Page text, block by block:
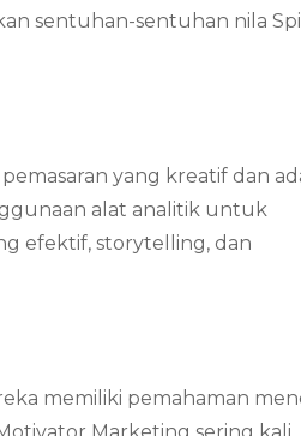
sentuhan-sentuhan nila
yang kreatif dan
alat analitik untuk
efektif, storytelling, dan
memiliki pemahaman